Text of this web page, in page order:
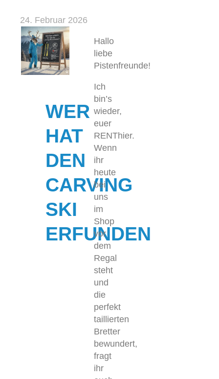
24. Februar 2026
WER
HAT
DEN
CARVING
SKI
ERFUNDEN
Hallo
liebe
Pistenfreunde!
Ich
bin’s
wieder,
euer
RENThier.
Wenn
ihr
heute
bei
uns
im
Shop
vor
dem
Regal
steht
und
die
perfekt
taillierten
Bretter
bewundert,
fragt
ihr